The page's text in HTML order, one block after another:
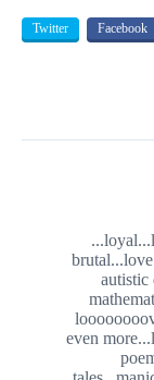
Twitter Facebook
autistic
even